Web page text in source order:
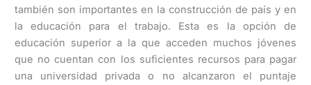
también son importantes en la construcción de país y en
la educación para el trabajo. Esta es la opción de
educación superior a la que acceden muchos jóvenes
que no cuentan con los suficientes recursos para pagar
una universidad privada o no alcanzaron el puntaje